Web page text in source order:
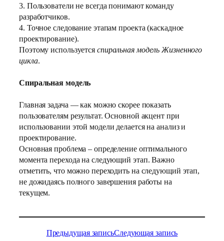
3. Пользователи не всегда понимают команду
разработчиков.
4. Точное следование этапам проекта (каскадное
проектирование).
Поэтому используется спиральная модель Жизненного
цикла.
Спиральная модель
Главная задача — как можно скорее показать
пользователям результат. Основной акцент при
использовании этой модели делается на анализ и
проектирование.
Основная проблема – определение оптимального
момента перехода на следующий этап. Важно
отметить, что можно переходить на следующий этап,
не дожидаясь полного завершения работы на
текущем.
Предыдущая записьСледующая запись